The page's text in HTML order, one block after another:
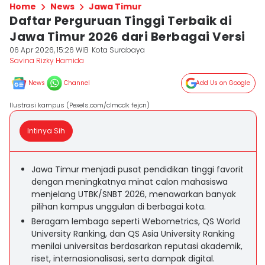
Home News Jawa Timur
Daftar Perguruan Tinggi Terbaik di
Jawa Timur 2026 dari Berbagai Versi
06 Apr 2026, 15:26 WIB Kota Surabaya
Savina Rizky Hamida
News Channel Add Us on Google
Ilustrasi kampus (Pexels.com/clmcdk fejcn)
Intinya Sih
Jawa Timur menjadi pusat pendidikan tinggi favorit
dengan meningkatnya minat calon mahasiswa
menjelang UTBK/SNBT 2026, menawarkan banyak
pilihan kampus unggulan di berbagai kota.
Beragam lembaga seperti Webometrics, QS World
University Ranking, dan QS Asia University Ranking
menilai universitas berdasarkan reputasi akademik,
riset, internasionalisasi, serta dampak digital.